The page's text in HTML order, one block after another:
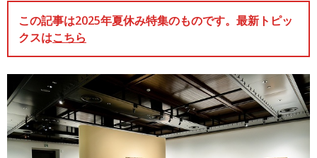
この記事は2025年夏休み特集のものです。最新トピッ
クスはこちら